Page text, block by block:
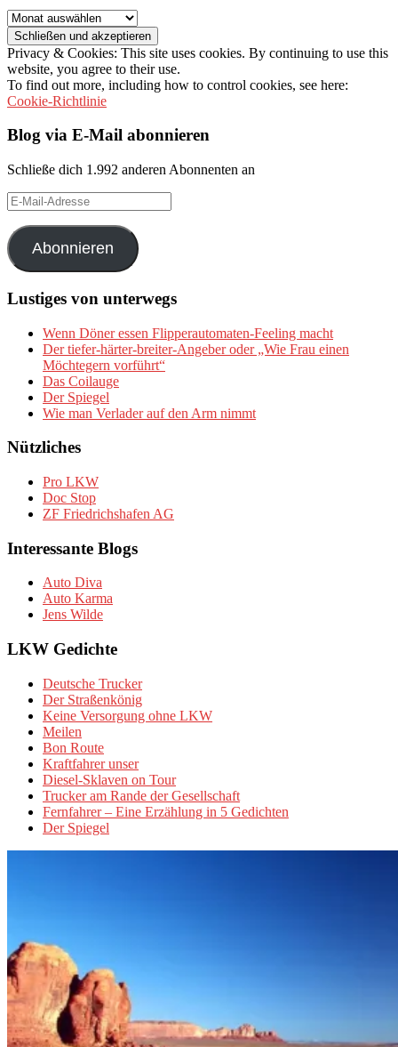
Archiv
Privacy & Cookies: This site uses cookies. By continuing to use this
website, you agree to their use.
To find out more, including how to control cookies, see here:
Cookie-Richtlinie
Blog via E-Mail abonnieren
Schließe dich 1.992 anderen Abonnenten an
E-
Mail-
Adresse
Abonnieren
Lustiges von unterwegs
Wenn Döner essen Flipperautomaten-Feeling macht
Der tiefer-härter-breiter-Angeber oder „Wie Frau einen
Möchtegern vorführt“
Das Coilauge
Der Spiegel
Wie man Verlader auf den Arm nimmt
Nützliches
Pro LKW
Doc Stop
ZF Friedrichshafen AG
Interessante Blogs
Auto Diva
Auto Karma
Jens Wilde
LKW Gedichte
Deutsche Trucker
Der Straßenkönig
Keine Versorgung ohne LKW
Meilen
Bon Route
Kraftfahrer unser
Diesel-Sklaven on Tour
Trucker am Rande der Gesellschaft
Fernfahrer – Eine Erzählung in 5 Gedichten
Der Spiegel